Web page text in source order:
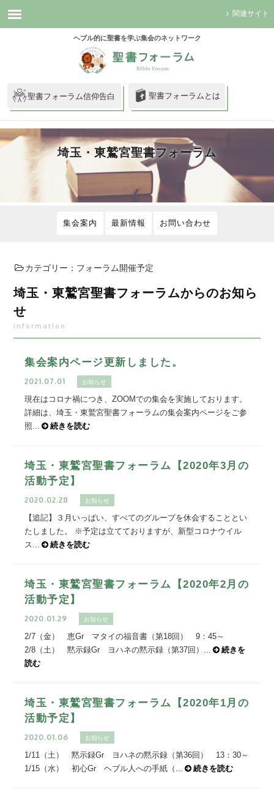
関連サイト
ヘブル的に聖書を学ぶ集会のネットワーク
聖書フォーラム信仰告白 聖書フォーラムとは
埼玉・東鷲宮聖書フォーラム
集会案内 最新情報 お問い合わせ
カテゴリー： フォーラム開催予定
埼玉・東鷲宮聖書フォーラムからのお知ら
せ
information
集会案内ページ更新しました。
2021.07.01 お知らせ
現在はコロナ禍につき、ZOOMでの集会を実施しております。
詳細は、埼玉・東鷲宮聖書フォーラムの集会案内ページをご参
照...
続きを読む
埼玉・東鷲宮聖書フォーラム【2020年3月の
活動予定】
2020.02.28 お知らせ
【追記】３月いっぱい、すべてのグループを休会することとい
たしました。 ※予定は立てておりますが、新型コロナウイル
ス...
続きを読む
埼玉・東鷲宮聖書フォーラム【2020年2月の
活動予定】
2020.01.29 お知らせ
2/7（金） 恵Gr マタイの福音書（第18回） 9：45～
2/8（土） 黙示録Gr ヨハネの黙示録（第37回）...
続きを
読む
埼玉・東鷲宮聖書フォーラム【2020年1月の
活動予定】
2020.01.06 お知らせ
1/11（土） 黙示録Gr ヨハネの黙示録（第36回） 13：30～
1/15（水） 初心Gr ヘブル人への手紙（...
続きを読む